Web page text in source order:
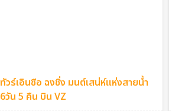
ทัวร์เอินซือ ฉงชิ่ง มนต์เสน่ห์แห่งสายน้ำ
6วัน 5 คืน บิน VZ